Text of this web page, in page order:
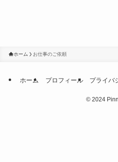
ホーム お仕事のご依頼
ホーム プロフィール プライバ
© 2024